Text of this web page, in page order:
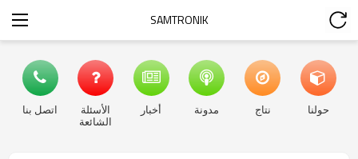
SAMTRONIK
حولنا نتاج مدونة أخبار الأسئلة
الشائعة
اتصل بنا